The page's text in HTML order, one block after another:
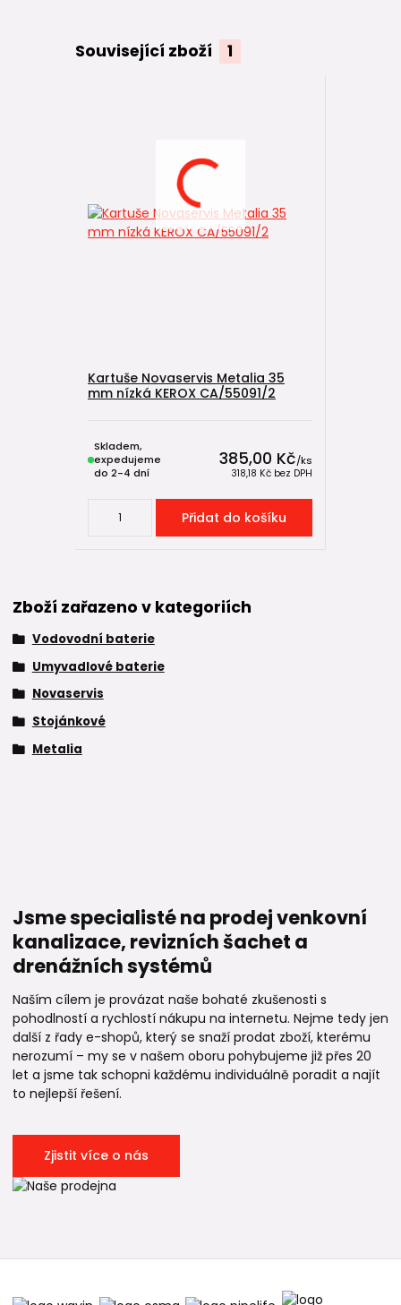
Související zboží 1
Kartuše Novaservis Metalia 35
mm nízká KEROX CA/55091/2
385,00 Kč/ks
318,18 Kč bez DPH
Skladem,
expedujeme
do 2-4 dní
Přidat do košíku
Zboží zařazeno v kategoriích
Vodovodní baterie
Umyvadlové baterie
Novaservis
Stojánkové
Metalia
Jsme specialisté na prodej venkovní
kanalizace, revizních šachet a
drenážních systémů
Naším cílem je provázat naše bohaté zkušenosti s
pohodlností a rychlostí nákupu na internetu. Nejme tedy jen
další z řady e-shopů, který se snaží prodat zboží, kterému
nerozumí – my se v našem oboru pohybujeme již přes 20
let a jsme tak schopni každému individuálně poradit a najít
to nejlepší řešení.
Zjistit více o nás